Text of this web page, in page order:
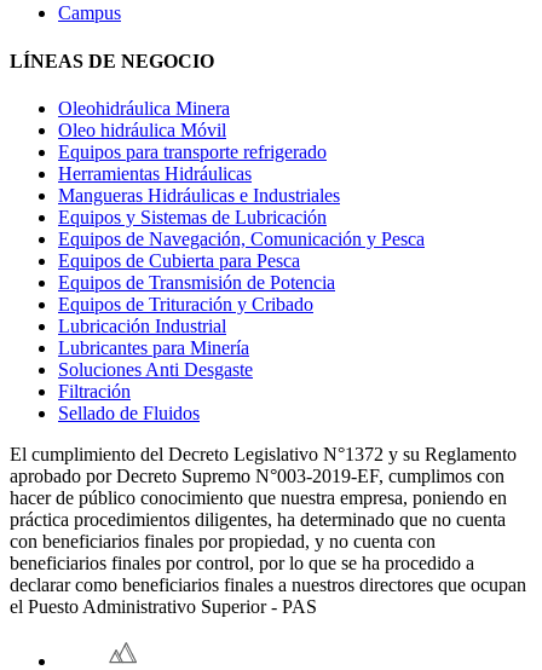
Campus
LÍNEAS DE NEGOCIO
Oleohidráulica Minera
Oleo hidráulica Móvil
Equipos para transporte refrigerado
Herramientas Hidráulicas
Mangueras Hidráulicas e Industriales
Equipos y Sistemas de Lubricación
Equipos de Navegación, Comunicación y Pesca
Equipos de Cubierta para Pesca
Equipos de Transmisión de Potencia
Equipos de Trituración y Cribado
Lubricación Industrial
Lubricantes para Minería
Soluciones Anti Desgaste
Filtración
Sellado de Fluidos
El cumplimiento del Decreto Legislativo N°1372 y su Reglamento
aprobado por Decreto Supremo N°003-2019-EF, cumplimos con
hacer de público conocimiento que nuestra empresa, poniendo en
práctica procedimientos diligentes, ha determinado que no cuenta
con beneficiarios finales por propiedad, y no cuenta con
beneficiarios finales por control, por lo que se ha procedido a
declarar como beneficiarios finales a nuestros directores que ocupan
el Puesto Administrativo Superior - PAS